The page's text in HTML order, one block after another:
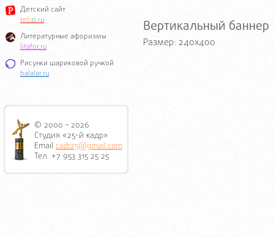
Детский сайт
rebzi.ru
Литературные афоризмы
litafor.ru
Рисунки шариковой ручкой
balalar.ru
© 2000 – 2026
Студия «25-й кадр»
Email cadr25@gmail.com
Тел. +7 953 315 25 25
Вертикальный баннер
Размер: 240x400